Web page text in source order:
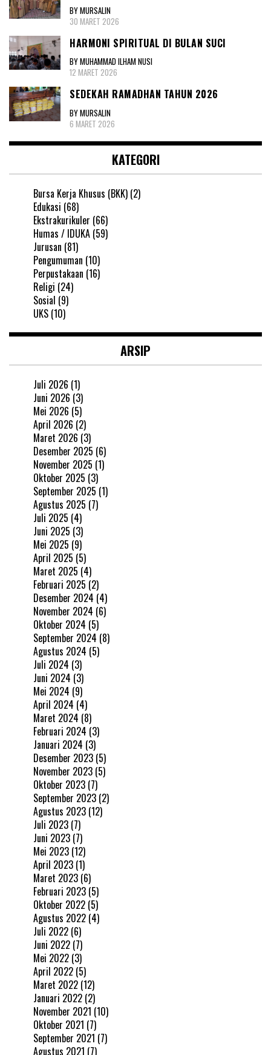
BY MURSALIN
30 MARET 2026
HARMONI SPIRITUAL DI BULAN SUCI
BY MUHAMMAD ILHAM NUSI
12 MARET 2026
SEDEKAH RAMADHAN TAHUN 2026
BY MURSALIN
6 MARET 2026
KATEGORI
Bursa Kerja Khusus (BKK) (2)
Edukasi (68)
Ekstrakurikuler (66)
Humas / IDUKA (59)
Jurusan (81)
Pengumuman (10)
Perpustakaan (16)
Religi (24)
Sosial (9)
UKS (10)
ARSIP
Juli 2026 (1)
Juni 2026 (3)
Mei 2026 (5)
April 2026 (2)
Maret 2026 (3)
Desember 2025 (6)
November 2025 (1)
Oktober 2025 (3)
September 2025 (1)
Agustus 2025 (7)
Juli 2025 (4)
Juni 2025 (3)
Mei 2025 (9)
April 2025 (5)
Maret 2025 (4)
Februari 2025 (2)
Desember 2024 (4)
November 2024 (6)
Oktober 2024 (5)
September 2024 (8)
Agustus 2024 (5)
Juli 2024 (3)
Juni 2024 (3)
Mei 2024 (9)
April 2024 (4)
Maret 2024 (8)
Februari 2024 (3)
Januari 2024 (3)
Desember 2023 (5)
November 2023 (5)
Oktober 2023 (7)
September 2023 (2)
Agustus 2023 (12)
Juli 2023 (7)
Juni 2023 (7)
Mei 2023 (12)
April 2023 (1)
Maret 2023 (6)
Februari 2023 (5)
Oktober 2022 (5)
Agustus 2022 (4)
Juli 2022 (6)
Juni 2022 (7)
Mei 2022 (3)
April 2022 (5)
Maret 2022 (12)
Januari 2022 (2)
November 2021 (10)
Oktober 2021 (7)
September 2021 (7)
Agustus 2021 (7)